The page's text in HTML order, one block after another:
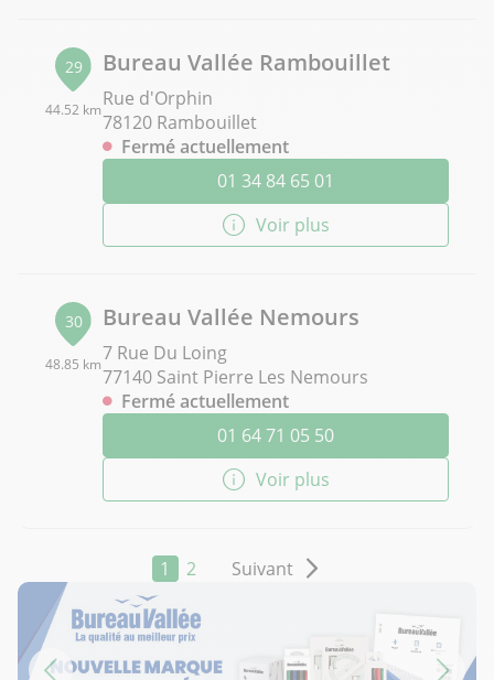
29
44.52 km
Bureau Vallée Rambouillet
Rue d'Orphin
78120 Rambouillet
Fermé actuellement
01 34 84 65 01
Voir plus
30
48.85 km
Bureau Vallée Nemours
7 Rue Du Loing
77140 Saint Pierre Les Nemours
Fermé actuellement
01 64 71 05 50
Voir plus
1 2 Suivant